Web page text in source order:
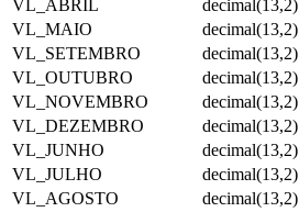
VL_ABRIL
decimal(13,2)
VL_MAIO
decimal(13,2)
VL_SETEMBRO
decimal(13,2)
VL_OUTUBRO
decimal(13,2)
VL_NOVEMBRO
decimal(13,2)
VL_DEZEMBRO
decimal(13,2)
VL_JUNHO
decimal(13,2)
VL_JULHO
decimal(13,2)
VL_AGOSTO
decimal(13,2)